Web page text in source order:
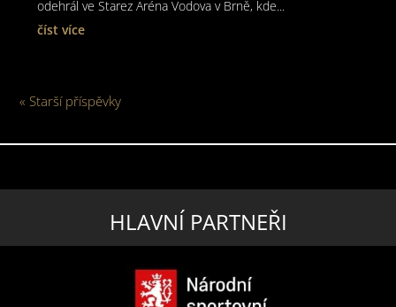
odehrál ve Starez Aréna Vodova v Brně, kde...
číst více
« Starší příspěvky
HLAVNÍ PARTNEŘI